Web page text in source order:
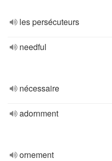
les persécuteurs
needful
nécessaire
adornment
ornement